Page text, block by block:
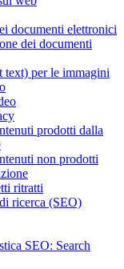
documenti elettronici
dei documenti
text) per le immagini
prodotti dalla
non prodotti
ritratti
ricerca (SEO)
SEO: Search